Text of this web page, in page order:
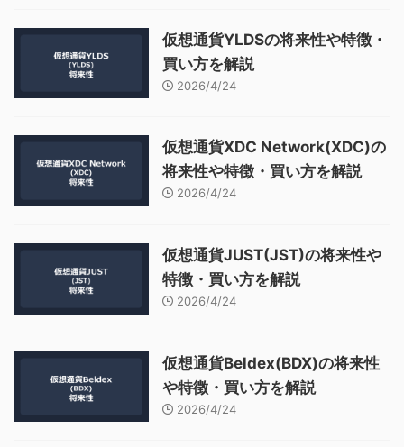
仮想通貨YLDSの将来性や特徴・
買い方を解説
2026/4/24
仮想通貨XDC Network(XDC)の
将来性や特徴・買い方を解説
2026/4/24
仮想通貨JUST(JST)の将来性や
特徴・買い方を解説
2026/4/24
仮想通貨Beldex(BDX)の将来性
や特徴・買い方を解説
2026/4/24